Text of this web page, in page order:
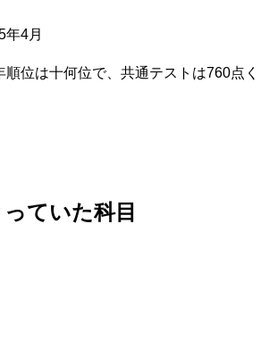
年4月
順位は十何位で、共通テストは760点く
ていた科目